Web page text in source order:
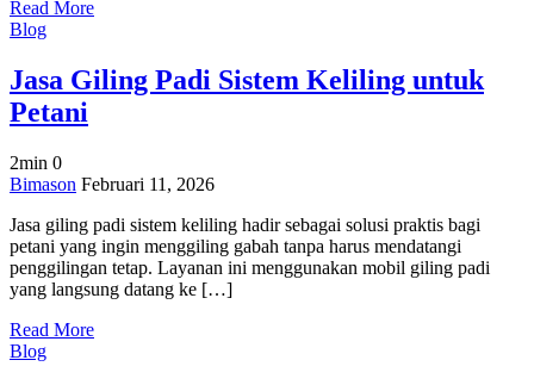
Cepat
dan
Read More
Blog
Jasa Giling Padi Sistem Keliling untuk
Petani
2min 0
on
Giling
Padi
Sistem
Keliling
Petani
Bimason Februari 11, 2026
Jasa giling padi sistem keliling hadir sebagai solusi praktis bagi
petani yang ingin menggiling gabah tanpa harus mendatangi
penggilingan tetap. Layanan ini menggunakan mobil giling padi
yang langsung datang ke […]
Read More
Blog